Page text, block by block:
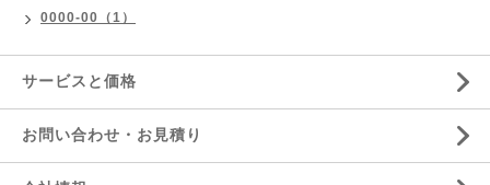
0000-00（1）
サービスと価格
お問い合わせ・お見積り